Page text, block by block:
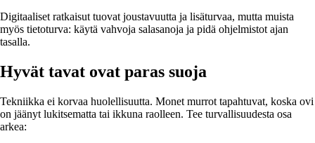
Digitaaliset ratkaisut tuovat joustavuutta ja lisäturvaa, mutta muista
myös tietoturva: käytä vahvoja salasanoja ja pidä ohjelmistot ajan
tasalla.
Hyvät tavat ovat paras suoja
Tekniikka ei korvaa huolellisuutta. Monet murrot tapahtuvat, koska ovi
on jäänyt lukitsematta tai ikkuna raolleen. Tee turvallisuudesta osa
arkea: